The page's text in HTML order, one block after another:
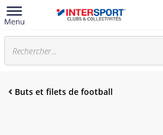
Buts et filets de football